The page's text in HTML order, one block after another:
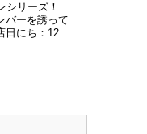
シリーズ！
バーを誘って
日にち：12月